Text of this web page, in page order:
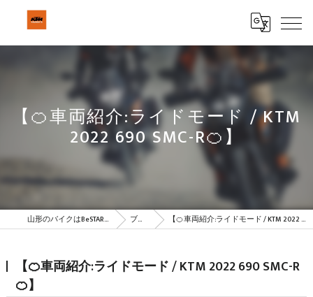
【🍊車両紹介:ライドモード / KTM
2022 690 SMC-R🍊】
山形のバイクはBeSTAR株式会社 ブログ 【🍊車両紹介:ライドモード / KTM 2022 690 SMC-R🍊】
【🍊車両紹介:ライドモード / KTM 2022 690 SMC-R
🍊】